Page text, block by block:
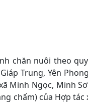
chăn nuôi theo
Trung, Yên
Minh Ngọc, Minh
chấm) của Hợp